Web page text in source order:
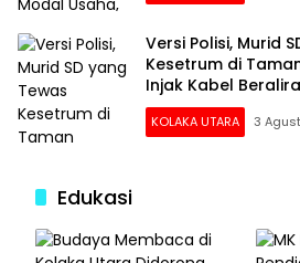
Versi Polisi, Murid
Kesetrum di
Injak Kabel
KOLAKA UTARA 3
Edukasi